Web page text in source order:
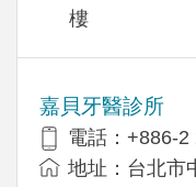
樓
嘉貝牙醫診所
電話：+886-2
地址：台北市